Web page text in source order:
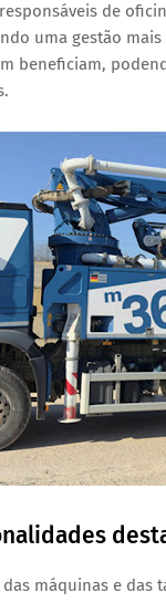
responsáveis de
uma gestão
beneficiam,
máquinas e das